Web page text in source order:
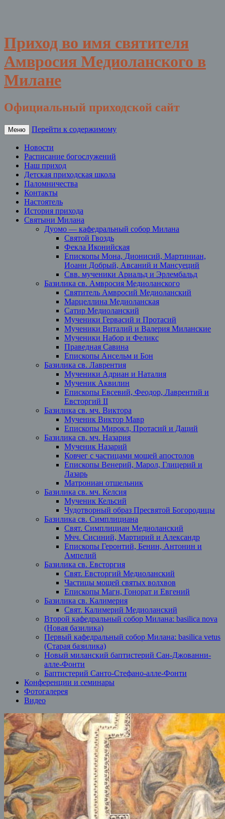
Приход во имя святителя
Амвросия Медиоланского в
Милане
Официальный приходской сайт
Меню Перейти к содержимому
Новости
Расписание богослужений
Наш приход
Детская приходская школа
Паломничества
Контакты
Настоятель
История прихода
Святыни Милана
Дуомо — кафедральный собор Милана
Святой Гвоздь
Фекла Иконийская
Епископы Мона, Дионисий, Мартиниан,
Иоанн Добрый, Авсаний и Мансуеций
Свв. мученики Ариальд и Эрлембальд
Базилика св. Амвросия Медиоланского
Святитель Амвросий Медиоланский
Марцеллина Медиоланская
Сатир Медиоланский
Мученики Гервасий и Протасий
Мученики Виталий и Валерия Миланские
Мученики Набор и Феликс
Праведная Савина
Епископы Ансельм и Бон
Базилика св. Лаврентия
Мученики Адриан и Наталия
Мученик Аквилин
Епископы Евсевий, Феодор, Лаврентий и
Евсторгий II
Базилика св. мч. Виктора
Мученик Виктор Мавр
Епископы Мирокл, Протасий и Даций
Базилика св. мч. Назария
Мученик Назарий
Ковчег с частицами мощей апостолов
Епископы Венерий, Марол, Глицерий и
Лазарь
Матрониан отшельник
Базилика св. мч. Келсия
Мученик Кельсий
Чудотворный образ Пресвятой Богородицы
Базилика св. Симплициана
Свят. Симплициан Медиоланский
Мчч. Сисиний, Мартирий и Александр
Епископы Геронтий, Бенин, Антонин и
Ампелий
Базилика св. Евсторгия
Свят. Евсторгий Медиоланский
Частицы мощей святых волхвов
Епископы Магн, Гонорат и Евгений
Базилика св. Калимерия
Свят. Калимерий Медиоланский
Второй кафедральный собор Милана: basilica nova
(Новая базилика)
Первый кафедральный собор Милана: basilica vetus
(Старая базилика)
Новый миланский баптистерий Сан-Джованни-
алле-Фонти
Баптистерий Санто-Стефано-алле-Фонти
Конференции и семинары
Фотогалерея
Видео